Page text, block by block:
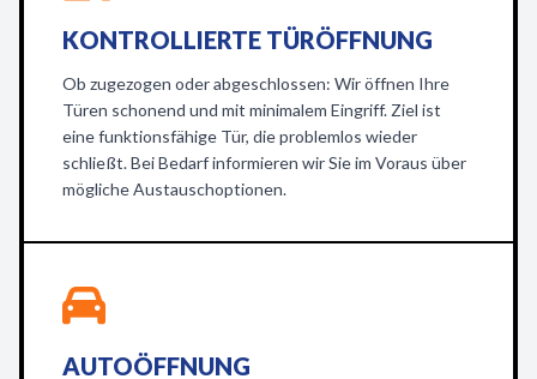
KONTROLLIERTE TÜRÖFFNUNG
Ob zugezogen oder abgeschlossen: Wir öffnen Ihre
Türen schonend und mit minimalem Eingriff. Ziel ist
eine funktionsfähige Tür, die problemlos wieder
schließt. Bei Bedarf informieren wir Sie im Voraus über
mögliche Austauschoptionen.
AUTOÖFFNUNG